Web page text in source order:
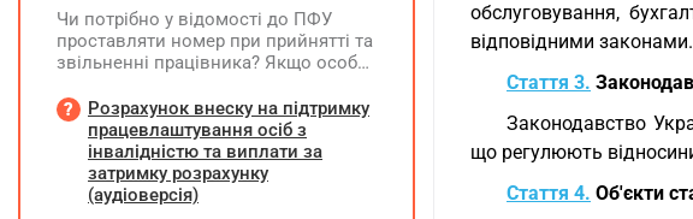
обслуговування,
відповідними законами.
Стаття 3.
Законодавство
що регулюють
Стаття 4. Об'єкти
Чи потрібно у відомості до ПФУ
проставляти номер при прийнятті та
звільненні працівника? Якщо особа
місцем роботи та за сумісництвом,
чи рахується це як два роботодавці?
Розрахунок внеску на підтримку
працевлаштування осіб з
інвалідністю та виплати за
затримку розрахунку
(аудіоверсія)